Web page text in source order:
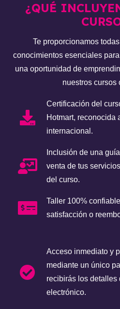
¿QUÉ
Te proporcionamos
conocimientos esenciales
una oportunidad de
nuestros cursos
Certificación del
Hotmart, reconocida
internacional.
Inclusión de una
venta de tus
del curso.
Taller 100%
satisfacción o
Acceso inmediato y
mediante un único
recibirás los detalles
electrónico.